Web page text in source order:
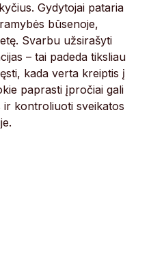
Gydytojai pataria
būsenoje,
Svarbu užsirašyti
– tai padeda tiksliau
kada verta kreiptis į
paprasti įpročiai gali
ir kontroliuoti sveikatos